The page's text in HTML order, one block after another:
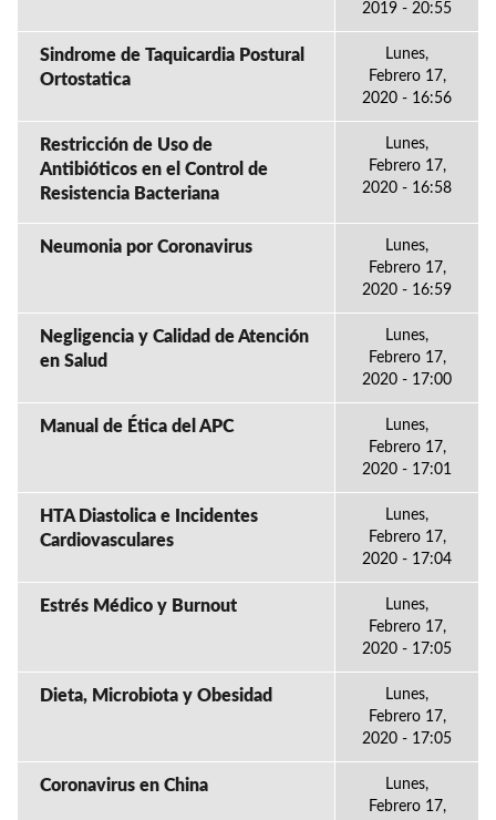
2019 - 20:55
Sindrome de Taquicardia Postural
Ortostatica
Lunes,
Febrero 17,
2020 - 16:56
Restricción de Uso de
Antibióticos en el Control de
Resistencia Bacteriana
Lunes,
Febrero 17,
2020 - 16:58
Neumonia por Coronavirus
Lunes,
Febrero 17,
2020 - 16:59
Negligencia y Calidad de Atención
en Salud
Lunes,
Febrero 17,
2020 - 17:00
Manual de Ética del APC
Lunes,
Febrero 17,
2020 - 17:01
HTA Diastolica e Incidentes
Cardiovasculares
Lunes,
Febrero 17,
2020 - 17:04
Estrés Médico y Burnout
Lunes,
Febrero 17,
2020 - 17:05
Dieta, Microbiota y Obesidad
Lunes,
Febrero 17,
2020 - 17:05
Coronavirus en China
Lunes,
Febrero 17,